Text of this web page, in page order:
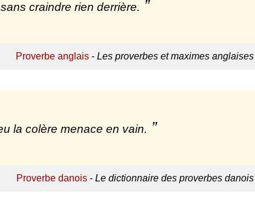
craindre rien derrière.
Proverbe anglais - Les proverbes et maximes
la colère menace en vain.
Proverbe danois- Le dictionnaire des proverbes